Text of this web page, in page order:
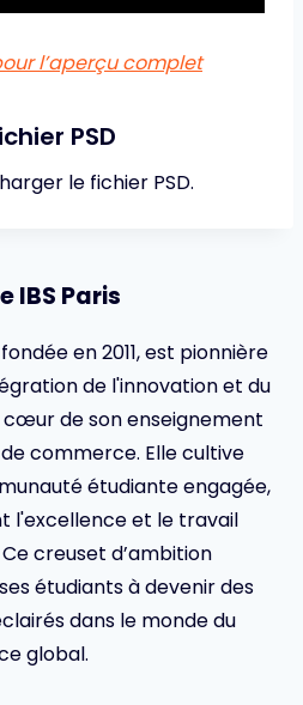
l’aperçu complet
PSD
le fichier PSD.
IBS Paris
fondée en 2011, est pionnière
de l'innovation et du
cœur de son enseignement
commerce. Elle cultive
étudiante engagée,
l'excellence et le travail
creuset d’ambition
étudiants à devenir des
dans le monde du
global.